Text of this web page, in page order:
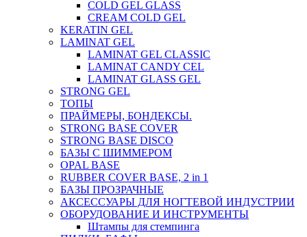
COLD GEL GLASS
CREAM COLD GEL
KERATIN GEL
LAMINAT GEL
LAMINAT GEL CLASSIС
LAMINAT CANDY CEL
LAMINAT GLASS GEL
STRONG GEL
ТОПЫ
ПРАЙМЕРЫ, БОНДЕКСЫ.
STRONG BASE COVER
STRONG BASE DISCO
БАЗЫ С ШИММЕРОМ
OPAL BASE
RUBBER COVER BASE, 2 in 1
БАЗЫ ПРОЗРАЧНЫЕ
АКСЕССУАРЫ ДЛЯ НОГТЕВОЙ ИНДУСТРИИ
ОБОРУДОВАНИЕ И ИНСТРУМЕНТЫ
Штампы для стемпинга